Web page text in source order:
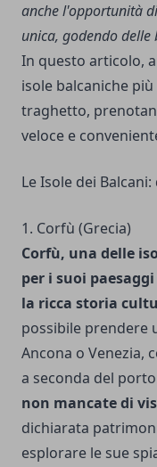
anche l'opportunità
unica, godendo delle
In questo articolo,
isole balcaniche
traghetto,
veloce e
Le Isole dei
1. Corfù (Grecia)
Corfù, una delle
per i suoi
la ricca storia
possibile prendere
Ancona o Venezia,
a seconda del
non mancate di
dichiarata
esplorare le sue